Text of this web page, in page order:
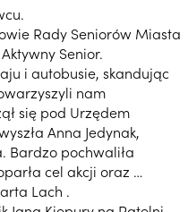
Rady Seniorów Miasta
Senior.
i autobusie, skandując
nam
się pod Urzędem
Anna Jedynak,
Bardzo pochwaliła
cel akcji oraz …
Lach .